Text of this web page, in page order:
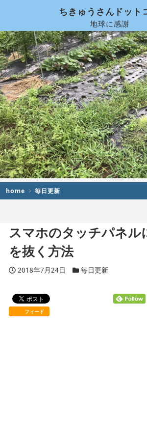
ちきゅうさんドット
地球に感謝
home 毎日更新
スマホのタッチパネル
を抜く方法
投稿日
2018年7月24日 カテゴリー
毎日更新
フィード